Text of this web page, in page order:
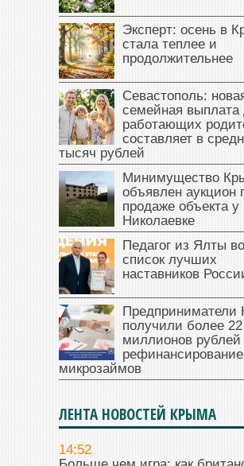
Эксперт: осень в
стала теплее и
продолжительнее
Севастополь:
семейная выплата
работающих
составляет в
тысяч рублей
Минимущество
объявлен аукцион
продаже объекта
Николаевке
Педагог из Ялты
список лучших
наставников
Предприниматели
получили более 22
миллионов рублей
рефинансирование
микрозаймов
ЛЕНТА НОВОСТЕЙ КРЫМА
14:52